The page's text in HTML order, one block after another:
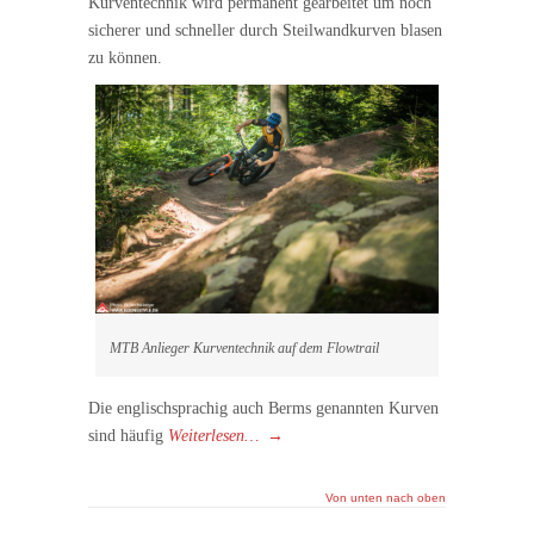
sicherer und schneller durch Steilwandkurven blasen
zu können.
MTB Anlieger Kurventechnik auf dem Flowtrail
Die englischsprachig auch Berms genannten Kurven
sind häufig Weiterlesen… →
Von unten nach oben